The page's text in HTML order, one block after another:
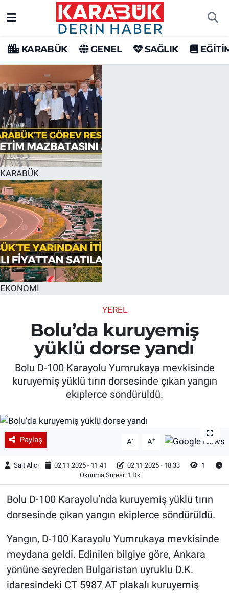
KARABÜK GENEL SAĞLIK
KARABÜK
EKONOMİ
YEREL
Bolu’da kuruyemiş
yüklü dorse yandı
Bolu D-100 Karayolu Yumrukaya mevkisinde
kuruyemiş yüklü tırın dorsesinde çıkan yangın
ekiplerce söndürüldü.
Paylaş A- A+
Sait Alıcı 02.11.2025 - 11:41 02.11.2025 - 18:33
1
Okunma Süresi: 1 Dk
Bolu D-100 Karayolu’nda kuruyemiş yüklü tırın
dorsesinde çıkan yangın ekiplerce söndürüldü.
Yangın, D-100 Karayolu Yumrukaya mevkisinde
meydana geldi. Edinilen bilgiye göre, Ankara
yönüne seyreden Bulgaristan uyruklu D.K.
idaresindeki CT 5987 AT plakalı kuruyemiş
Karabük Hava Durumu
Karabük Trafik Yoğunluk Haritası
Süper Lig Puan Durumu ve Fikstür
Tüm Manşetler
Son Dakika Haberleri
Haber Arşivi